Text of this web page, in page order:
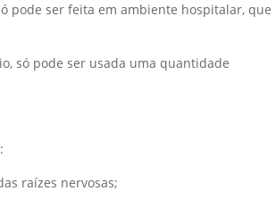
pode ser feita em ambiente hospitalar, que
só pode ser usada uma quantidade
raízes nervosas;